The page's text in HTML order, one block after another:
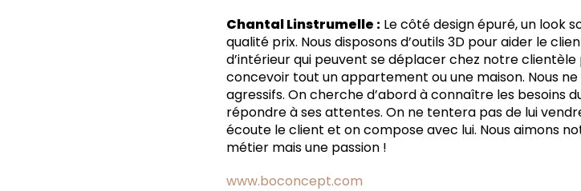
Chantal Linstrumelle : Le côté design épuré, un look
qualité prix. Nous disposons d’outils 3D pour aider le
d’intérieur qui peuvent se déplacer chez notre clientèle
concevoir tout un appartement ou une maison. Nous
agressifs. On cherche d’abord à connaître les besoins
répondre à ses attentes. On ne tentera pas de lui
écoute le client et on compose avec lui. Nous aimons
métier mais une passion !
www.boconcept.com